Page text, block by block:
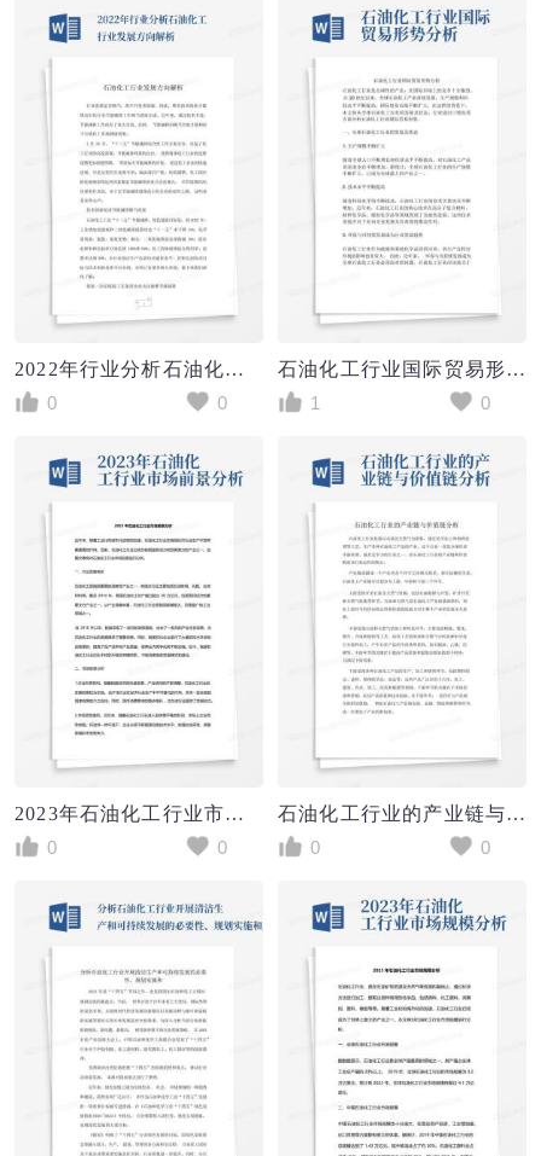
2022年行业分析石油化工行业发展方向解析
0
0
石油化工行业国际贸易形势分析
1
0
2023年石油化工行业市场前景分析
0
0
石油化工行业的产业链与价值链分析
0
0